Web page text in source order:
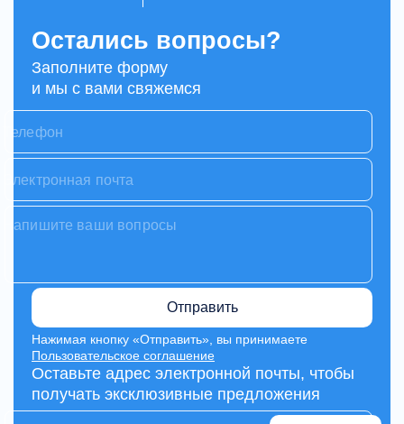
Остались вопросы?
Заполните форму
и мы с вами свяжемся
Отправить
Нажимая кнопку «Отправить», вы принимаете
Пользовательское соглашение
Оставьте адрес электронной почты, чтобы
получать эксклюзивные предложения